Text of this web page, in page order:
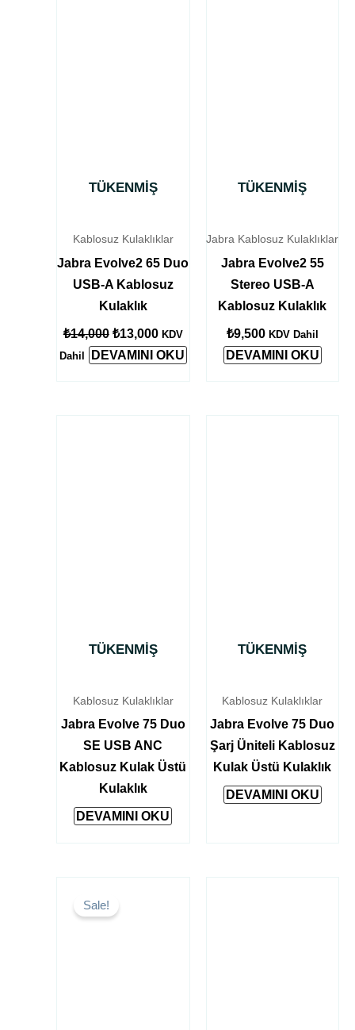
TÜKENMIŞ
Kablosuz Kulaklıklar
Jabra Evolve2 65 Duo
USB-A Kablosuz
Kulaklık
₺14,000 ₺13,000 KDV
Dahil
DEVAMINI OKU
TÜKENMIŞ
Jabra Kablosuz Kulaklıklar
Jabra Evolve2 55
Stereo USB-A
Kablosuz Kulaklık
₺9,500 KDV Dahil
DEVAMINI OKU
TÜKENMIŞ
Kablosuz Kulaklıklar
Jabra Evolve 75 Duo
SE USB ANC
Kablosuz Kulak Üstü
Kulaklık
DEVAMINI OKU
TÜKENMIŞ
Kablosuz Kulaklıklar
Jabra Evolve 75 Duo
Şarj Üniteli Kablosuz
Kulak Üstü Kulaklık
DEVAMINI OKU
Sale!
₺20,000.